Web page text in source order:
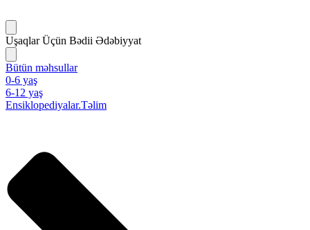
Uşaqlar Üçün Bədii Ədəbiyyat
Bütün məhsullar
0-6 yaş
6-12 yaş
Ensiklopediyalar.Təlim